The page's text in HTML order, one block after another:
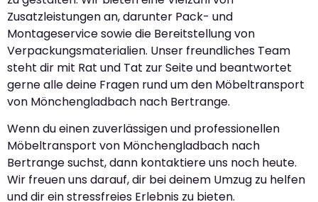
Zusatzleistungen an, darunter Pack- und
Montageservice sowie die Bereitstellung von
Verpackungsmaterialien. Unser freundliches Team
steht dir mit Rat und Tat zur Seite und beantwortet
gerne alle deine Fragen rund um den Möbeltransport
von Mönchengladbach nach Bertrange.
Wenn du einen zuverlässigen und professionellen
Möbeltransport von Mönchengladbach nach
Bertrange suchst, dann kontaktiere uns noch heute.
Wir freuen uns darauf, dir bei deinem Umzug zu helfen
und dir ein stressfreies Erlebnis zu bieten.